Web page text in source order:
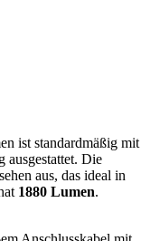
ist standardmäßig mit
Die
aus, das ideal in
1880 Lumen.